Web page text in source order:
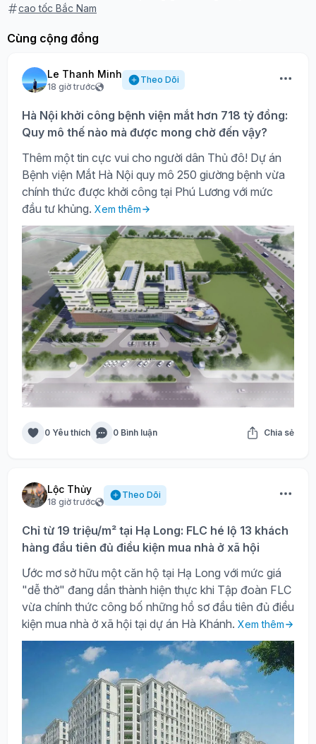
cao tốc Bắc Nam
Cùng cộng đồng
Le Thanh Minh
18 giờ trước
Theo Dõi
Hà Nội khởi công bệnh viện mắt hơn 718 tỷ đồng:
Quy mô thế nào mà được mong chờ đến vậy?
Thêm một tin cực vui cho người dân Thủ đô! Dự án
Bệnh viện Mắt Hà Nội quy mô 250 giường bệnh vừa
chính thức được khởi công tại Phú Lương với mức
đầu tư khủng. Xem thêm
0 Yêu thích 0 Bình luận Chia sẻ
Lộc Thủy
18 giờ trước
Theo Dõi
Chỉ từ 19 triệu/m² tại Hạ Long: FLC hé lộ 13 khách
hàng đầu tiên đủ điều kiện mua nhà ở xã hội
Ước mơ sở hữu một căn hộ tại Hạ Long với mức giá
"dễ thở" đang dần thành hiện thực khi Tập đoàn FLC
vừa chính thức công bố những hồ sơ đầu tiên đủ điều
kiện mua nhà ở xã hội tại dự án Hà Khánh. Xem thêm